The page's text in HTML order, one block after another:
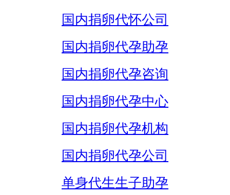
国内捐卵代怀公司
国内捐卵代孕助孕
国内捐卵代孕咨询
国内捐卵代孕中心
国内捐卵代孕机构
国内捐卵代孕公司
单身代生生子助孕